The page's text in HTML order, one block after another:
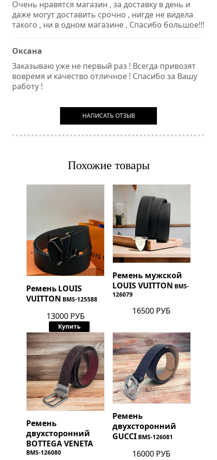
Очень нравятся магазин , за доставку в день и
даже могут доставить срочно , нигде не видела
такого , ни в одном магазине . Спасибо большое!!!
Оксана
Заказываю уже не первый раз ! Всегда привозят
вовремя и качество отличное ! Спасибо за Вашу
работу !
НАПИСАТЬ ОТЗЫВ
Похожие товары
РеменьLOUIS
VUITTON BMS-125588
13000 РУБ
Купить
Ремень мужской
LOUIS VUITTON BMS-
126079
16500 РУБ
Ремень
двухсторонний
BOTTEGA VENETA
BMS-126080
Ремень
двухсторонний
GUCCI BMS-126081
16000 РУБ